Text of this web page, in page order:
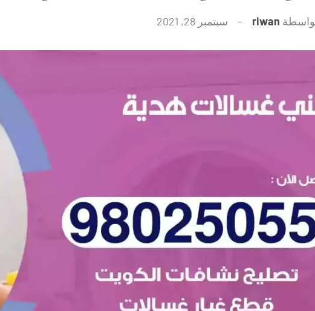
riwan سبتمبر 28, 2021